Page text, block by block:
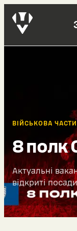
ВІЙСЬКОВА
8 полк
Актуальні
відкриті